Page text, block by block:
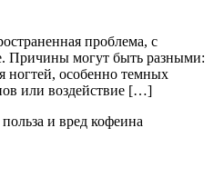
проблема, с
Причины могут быть разными:
ногтей, особенно темных
или воздействие […]